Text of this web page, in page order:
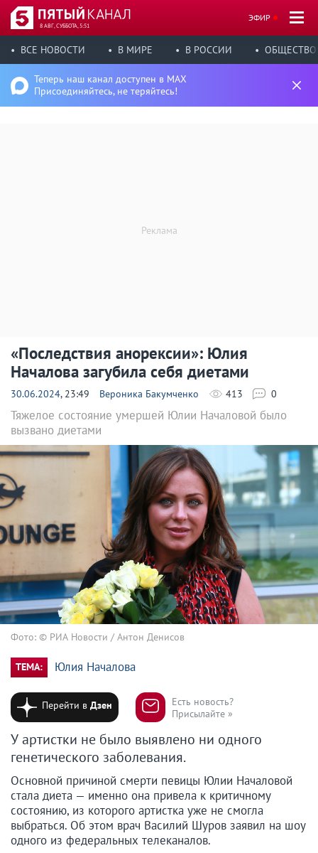
8 АВГ, СУББОТА, 5:51
ЭФИР
ВСЕ НОВОСТИ В МИРЕ В РОССИИ ОБЩЕСТВО
Теперь наш канал доступен в MAX
Присоединяйтесь, не теряйтесь!
«Последствия анорексии»: Юлия
Началова загубила себя диетами
30.06.2024, 23:49 Вероника Бакумченко 413 0
Тяжелое состояние умершей Юлии Началовой было
вызвано диетами
Фото: © РИА Новости / Антон Денисов
ТЕМА: Юлия Началова
Перейти вДзен
Есть новость?
Присылайте »
У артистки не было выявлено ни одного
генетического заболевания.
Основной причиной смерти певицы Юлии Началовой
стала диета — именно она привела к критичному
состоянию, из которого артистка уже не смогла
выбраться. Об этом врач Василий Шуров заявил на шоу
одного из федеральных телеканалов.